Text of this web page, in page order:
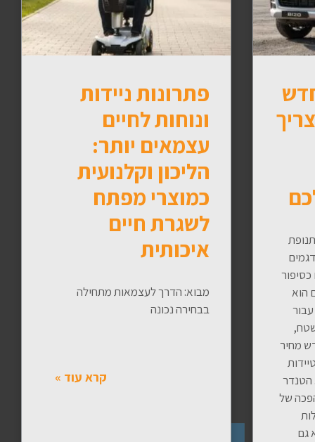
הוא
מחיר
הטנדר
של
גם
פתרונות ניידות
ונוחות לחיים
עצמאים יותר:
הליכון וקלנועית
כמוצרי מפתח
לשגרת חיים
איכותית
מבוא: הדרך לעצמאות מתחילה
בבחירה נכונה
קרא עוד »